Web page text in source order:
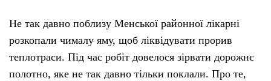
Не так давно поблизу Менської районної лікарні
розкопали чималу яму, щоб ліквідувати прорив
теплотраси. Під час робіт довелося зірвати дорожнє
полотно, яке не так давно тільки поклали. Про те,